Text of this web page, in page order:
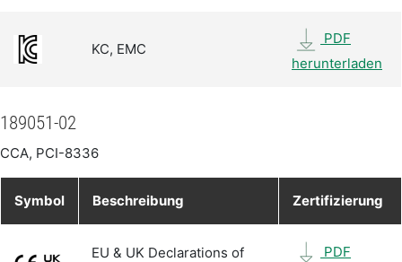
KC, EMC
PDF
herunterladen
189051-02
CCA, PCI-8336
Symbol Beschreibung Zertifizierung
EU & UK Declarations of
PDF